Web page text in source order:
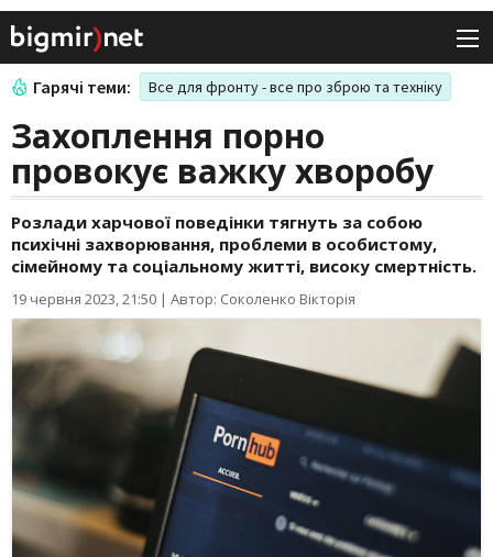
Гарячі теми: Все для фронту - все про зброю та техніку
Захоплення порно
провокує важку хворобу
Розлади харчової поведінки тягнуть за собою
психічні захворювання, проблеми в особистому,
сімейному та соціальному житті, високу смертність.
19 червня 2023, 21:50 | Автор: Соколенко Вікторія